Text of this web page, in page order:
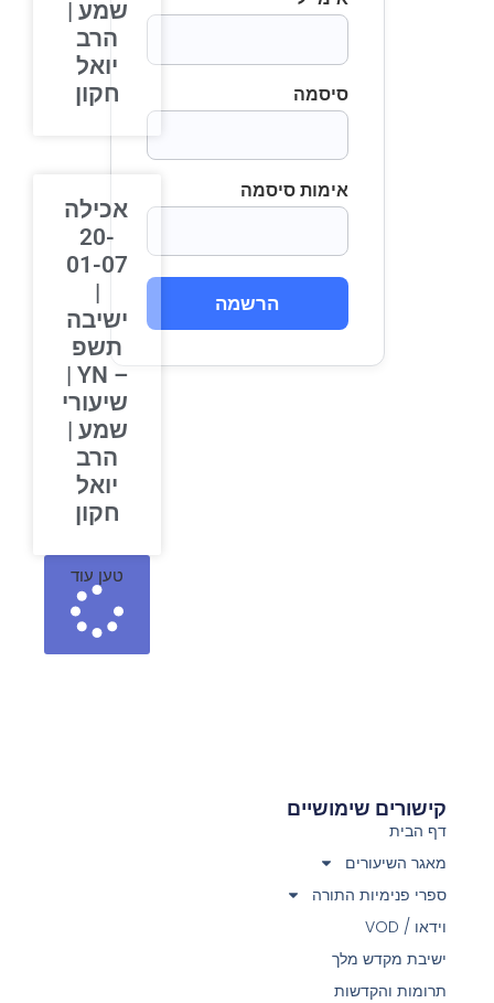
סיסמה
אימות סיסמה
הרשמה
שמע |
הרב
יואל
חקון
אכילה
20-
01-07
ישיבה
תשפ
– YN |
שיעורי
שמע |
הרב
יואל
חקון
טען עוד
קישורים שימושיים
דף הבית
מאגר השיעורים
ספרי פנימיות התורה
וידאו / VOD
ישיבת מקדש מלך
תרומות והקדשות